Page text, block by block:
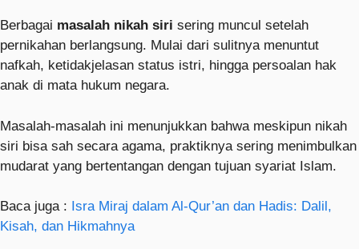
Berbagai masalah nikah siri sering muncul setelah
pernikahan berlangsung. Mulai dari sulitnya menuntut
nafkah, ketidakjelasan status istri, hingga persoalan hak
anak di mata hukum negara.
Masalah-masalah ini menunjukkan bahwa meskipun nikah
siri bisa sah secara agama, praktiknya sering menimbulkan
mudarat yang bertentangan dengan tujuan syariat Islam.
Baca juga : Isra Miraj dalam Al-Qur’an dan Hadis: Dalil,
Kisah, dan Hikmahnya